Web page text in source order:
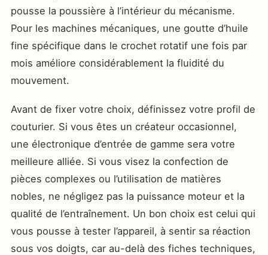
pousse la poussière à l’intérieur du mécanisme.
Pour les machines mécaniques, une goutte d’huile
fine spécifique dans le crochet rotatif une fois par
mois améliore considérablement la fluidité du
mouvement.
Avant de fixer votre choix, définissez votre profil de
couturier. Si vous êtes un créateur occasionnel,
une électronique d’entrée de gamme sera votre
meilleure alliée. Si vous visez la confection de
pièces complexes ou l’utilisation de matières
nobles, ne négligez pas la puissance moteur et la
qualité de l’entraînement. Un bon choix est celui qui
vous pousse à tester l’appareil, à sentir sa réaction
sous vos doigts, car au-delà des fiches techniques,